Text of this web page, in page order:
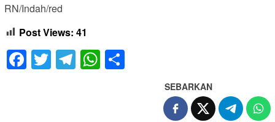
RN/Indah/red
Post Views: 41
Facebook
TwitterTelegram
WhatsApp
SEBARKAN